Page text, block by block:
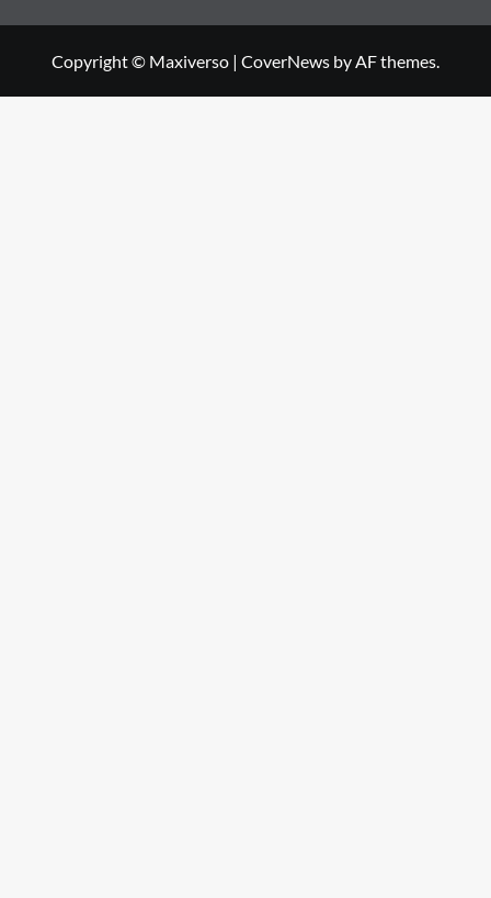
Copyright © Maxiverso | CoverNews by AF themes.